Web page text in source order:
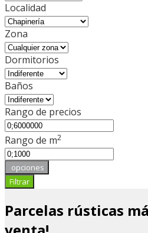
Localidad
Zona
Dormitorios
Baños
Rango de precios
Rango de m2
opciones
Filtrar
Parcelas rústicas